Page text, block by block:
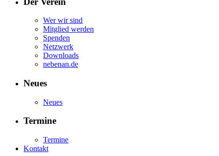
Wer wir sind
Mitglied werden
Spenden
Netzwerk
Downloads
nebenan.de
Neues
Neues
Termine
Termine
Kontakt